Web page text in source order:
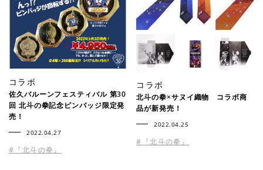
コラボ
佐久バルーンフェスティバル 第30
回 北斗の拳記念ピンバッジ限定発
売！
2022.04.27
#『北斗の拳』
コラボ
北斗の拳×サヌイ織物 コラボ商
品が新発売！
2022.04.25
#『北斗の拳』